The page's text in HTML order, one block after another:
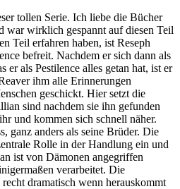
tollen Serie. Ich liebe die Bücher
war wirklich gespannt auf diesen Teil
Teil erfahren haben, ist Reseph
befreit. Nachdem er sich dann als
er als Pestilence alles getan hat, ist er
ihm alle Erinnerungen
geschickt. Hier setzt die
sind nachdem sie ihn gefunden
und kommen sich schnell näher.
ganz anders als seine Brüder. Die
Rolle in der Handlung ein und
ist von Dämonen angegriffen
verarbeitet. Die
dramatisch wenn herauskommt